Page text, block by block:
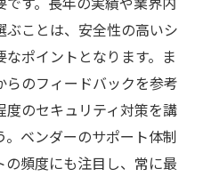
です。長年の実績や業界内
ぶことは、安全性の高いシ
ポイントとなります。ま
らのフィードバックを参考
度のセキュリティ対策を講
ベンダーのサポート体制
頻度にも注目し、常に最